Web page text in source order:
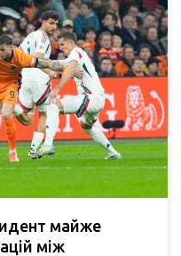
майже
між